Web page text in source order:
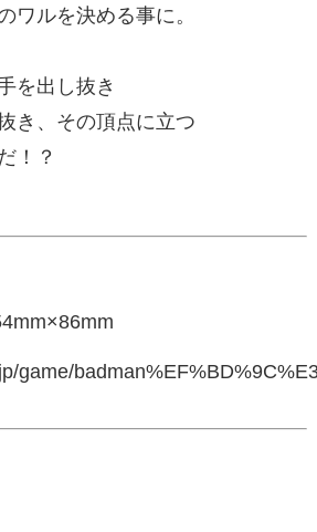
ワルを決める事に。
を出し抜き
き、その頂点に立つ
！？
game/